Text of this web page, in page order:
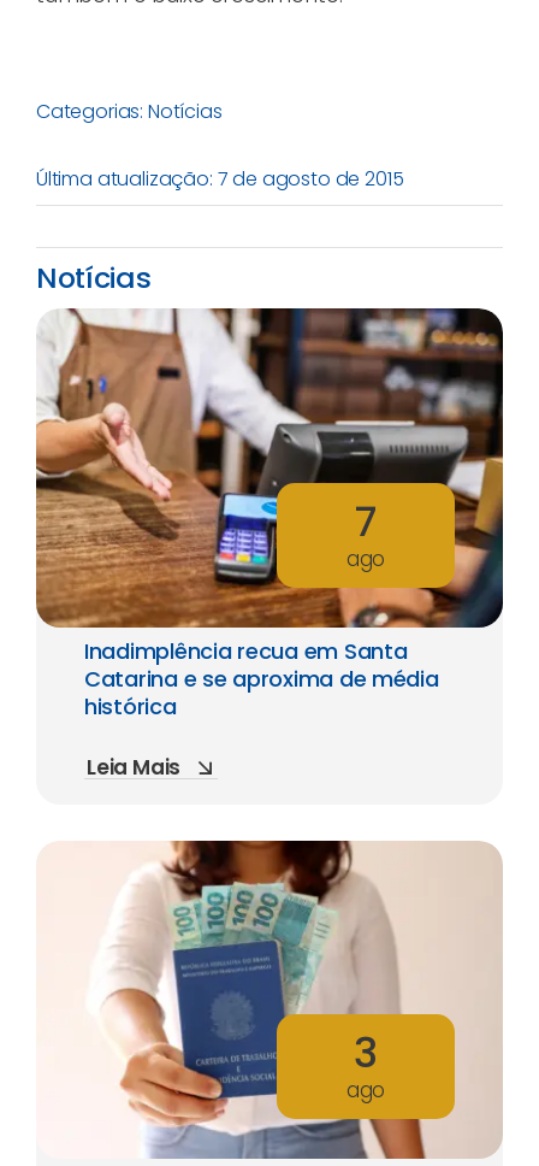
Categorias: Notícias
Última atualização: 7 de agosto de 2015
Notícias
7
ago
Inadimplência recua em Santa
Catarina e se aproxima de média
histórica
Leia Mais
3
ago